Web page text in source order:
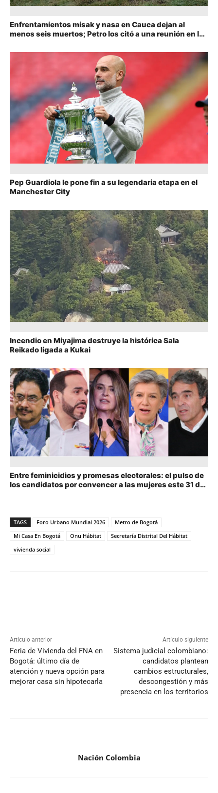
Enfrentamientos misak y nasa en Cauca dejan al
menos seis muertos; Petro los citó a una reunión en la
Pep Guardiola le pone fin a su legendaria etapa en el
Manchester City
Incendio en Miyajima destruye la histórica Sala
Reikado ligada a Kukai
Entre feminicidios y promesas electorales: el pulso de
los candidatos por convencer a las mujeres este 31 de
TAGS Foro Urbano Mundial 2026
Metro de Bogotá
Mi Casa En Bogotá
Onu Hábitat
Secretaría Distrital Del Hábitat
vivienda social
Artículo anterior
Feria de Vivienda del FNA en
Bogotá: último día de
atención y nueva opción para
mejorar casa sin hipotecarla
Artículo siguiente
Sistema judicial colombiano:
candidatos plantean
cambios estructurales,
descongestión y más
presencia en los territorios
Nación Colombia